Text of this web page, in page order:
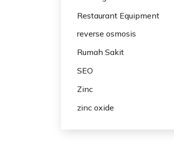
Restaurant Equipment
reverse osmosis
Rumah Sakit
SEO
Zinc
zinc oxide